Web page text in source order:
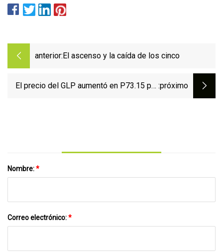
anterior: El ascenso y la caída de los cinco
El precio del GLP aumentó en P73.15 por :próximo
Nombre:*
Correo electrónico:*